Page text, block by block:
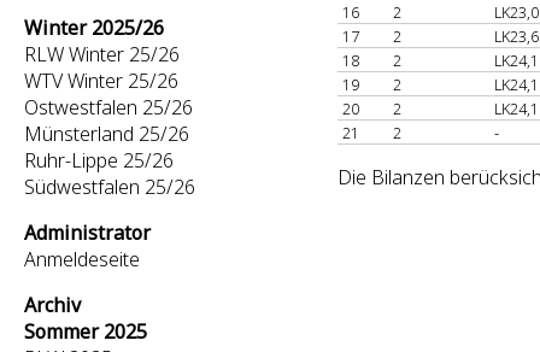
Winter 2025/26
RLW Winter 25/26
WTV Winter 25/26
Ostwestfalen 25/26
Münsterland 25/26
Ruhr-Lippe 25/26
Südwestfalen 25/26
Administrator
Anmeldeseite
Archiv
Sommer 2025
16
2
LK23,0
17
2
LK23,6
18
2
LK24,1
19
2
LK24,1
20
2
LK24,1
21
2 -
Die Bilanzen